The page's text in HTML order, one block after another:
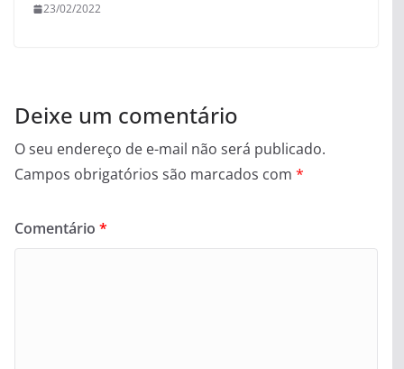
23/02/2022
Deixe um comentário
O seu endereço de e-mail não será publicado.
Campos obrigatórios são marcados com *
Comentário *